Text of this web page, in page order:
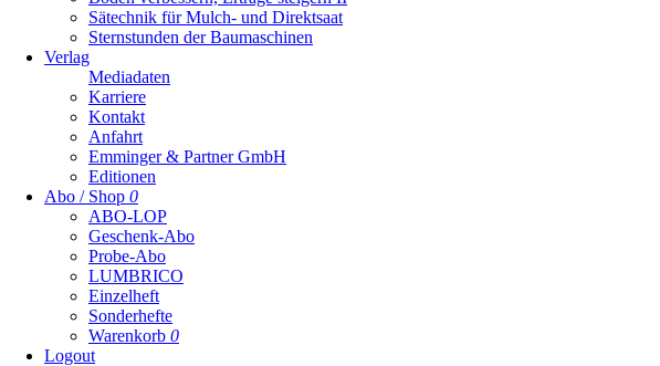
Sätechnik für Mulch- und Direktsaat
Sternstunden der Baumaschinen
Verlag
Mediadaten
Karriere
Kontakt
Anfahrt
Emminger & Partner GmbH
Editionen
Abo / Shop 0
ABO-LOP
Geschenk-Abo
Probe-Abo
LUMBRICO
Einzelheft
Sonderhefte
Warenkorb 0
Logout